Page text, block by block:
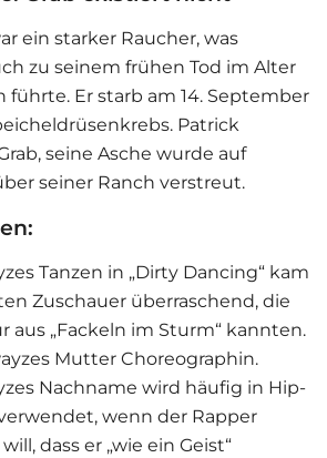
ein starker Raucher, was
zu seinem frühen Tod im Alter
führte. Er starb am 14. September
Patrick
seine Asche wurde auf
seiner Ranch verstreut.
Tanzen in „Dirty Dancing“ kam
Zuschauer überraschend, die
aus „Fackeln im Sturm“ kannten.
Mutter Choreographin.
Nachname wird häufig in Hip-
wenn der Rapper
dass er „wie ein Geist“